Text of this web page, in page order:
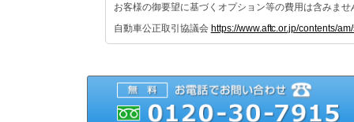
お客様の御要望に基づくオプション等の費用は含みませ
自動車公正取引協議会 https://www.aftc.or.jp/contents/